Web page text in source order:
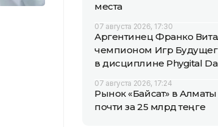
места
07 августа 2026, 17:30
Аргентинец Франко
чемпионом Игр
в дисциплине Phygital
07 августа 2026, 17:24
Рынок «Байсат» в
почти за 25 млрд теңге